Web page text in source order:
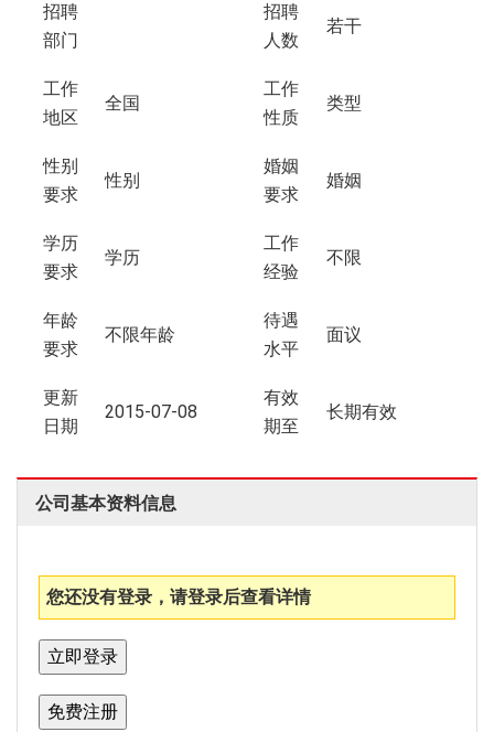
招聘
部门
招聘
人数
若干
工作
地区
全国
工作
性质
类型
性别
要求
性别
婚姻
要求
婚姻
学历
要求
学历
工作
经验
不限
年龄
要求
不限年龄
待遇
水平
面议
更新
日期
2015-07-08
有效
期至
长期有效
公司基本资料信息
您还没有登录，请登录后查看详情